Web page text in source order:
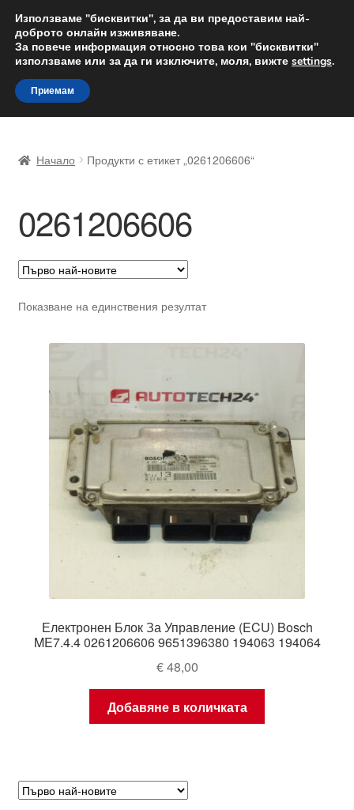
ДОСТАВКА от 12 лв.
Доставка по целия свят
Skip
to
navigation
Skip
to
content
Доставка по целия свят
Жалби
За нас
Контакт
Моята сметка
Плащанията
Политика за поверителност
Правила и условия
Процедура за рекламации
Транспорт
Начало Продукти с етикет „0261206606“
0261206606
Показване на единствения резултат
Електронен Блок За Управление (ECU) Bosch
ME7.4.4 0261206606 9651396380 194063 194064
€48,00
Добавяне в количката
Използваме "бисквитки", за да ви предоставим най-
доброто онлайн изживяване.
За повече информация относно това кои "бисквитки"
използваме или за да ги изключите, моля, вижте settings.
Приемам